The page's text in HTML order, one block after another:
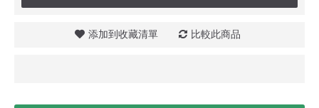
添加到收藏清單 比較此商品